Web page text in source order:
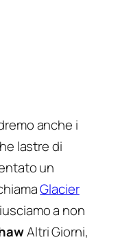
anche i
lastre di
un
Glacier
a non
Altri Giorni,